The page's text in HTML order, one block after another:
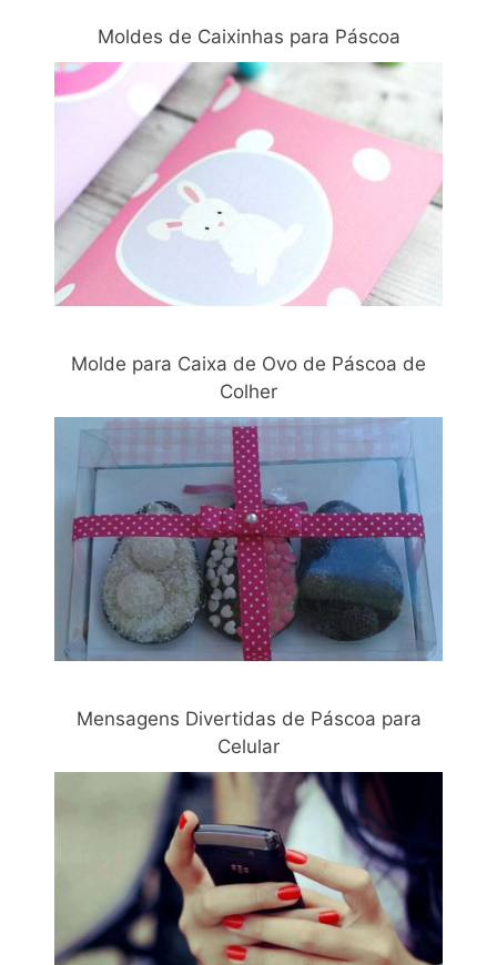
Moldes de Caixinhas para Páscoa
Molde para Caixa de Ovo de Páscoa de
Colher
Mensagens Divertidas de Páscoa para
Celular